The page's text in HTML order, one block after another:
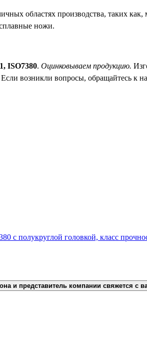
областях производства, таких
ножи.
ISO7380. Оцинковываем продукцию.
возникли вопросы, обращайтесь
с полукруглой головкой, класс
и представитель компании свяжется с